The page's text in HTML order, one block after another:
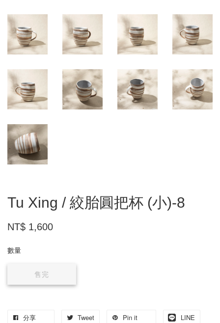
Tu Xing / 絞胎圓把杯 (小)-8
NT$ 1,600
數量
售完
分享 Tweet Pin it LINE